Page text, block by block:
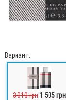
Вариант:
3 010 грн1 505 грн